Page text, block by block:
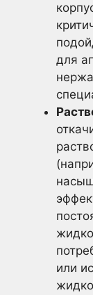
для
или